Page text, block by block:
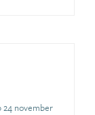
24 november